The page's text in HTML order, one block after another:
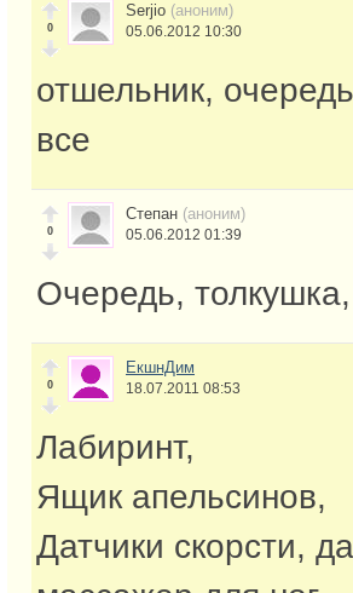
0
Serjio (аноним)
05.06.2012 10:30
отшельник,
все
0
Степан (аноним)
05.06.2012 01:39
Очередь,
0
ЕкшнДим
18.07.2011 08:53
Лабиринт,
Ящик апельсинов,
Датчики скорсти,